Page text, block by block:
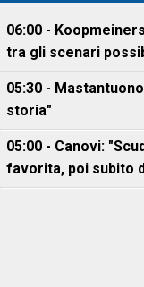
06:00 -
tra gli scenari
05:30 -
storia"
05:00 - Canovi:
favorita, poi subito